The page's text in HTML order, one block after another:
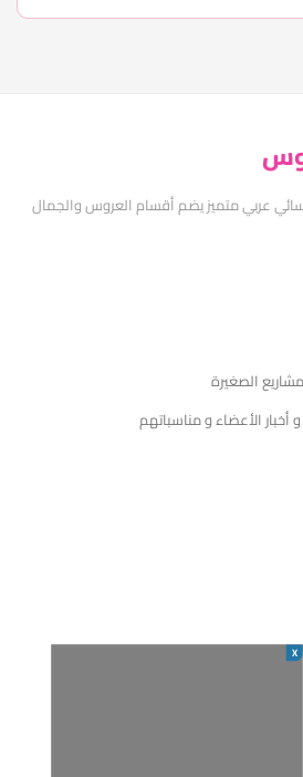
عربي متميز يضم أقسام العروس والجمال
الصغيرة
أخبار الأعضاء و مناسباتهم
X